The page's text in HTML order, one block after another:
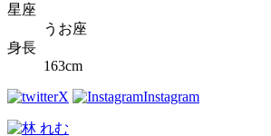
星座
うお座
身長
163cm
X
Instagram